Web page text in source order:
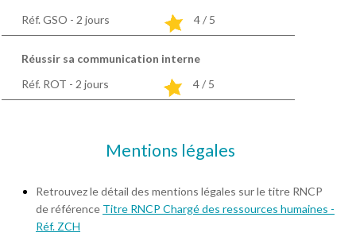
Réf. GSO - 2 jours 4 / 5
Réussir sa communication interne
Réf. ROT - 2 jours 4 / 5
Mentions légales
Retrouvez le détail des mentions légales sur le titre RNCP
de référence Titre RNCP Chargé des ressources humaines -
Réf. ZCH